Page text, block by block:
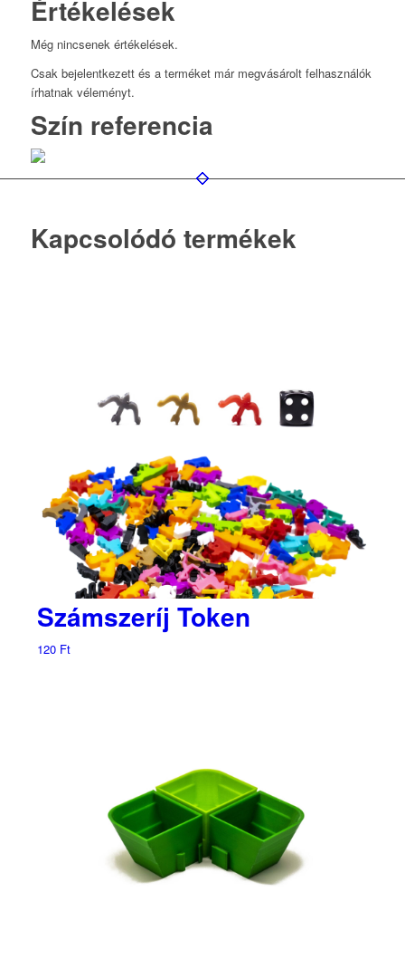
Értékelések
Még nincsenek értékelések.
Csak bejelentkezett és a terméket már megvásárolt felhasználók
írhatnak véleményt.
Szín referencia
Kapcsolódó termékek
Számszeríj Token
120 Ft